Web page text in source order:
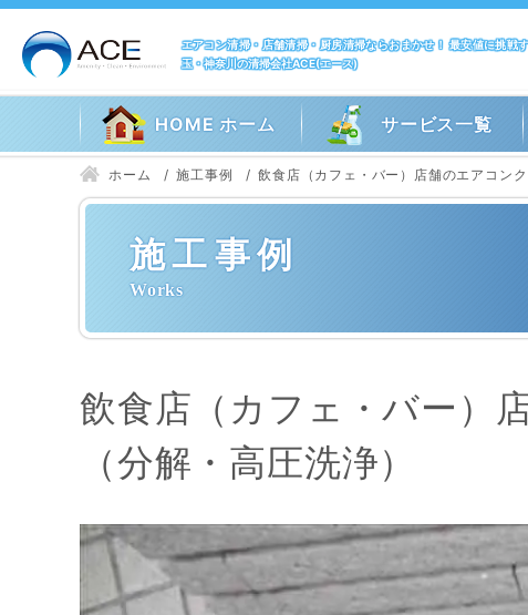
エアコン清掃・店舗清掃・厨房清掃ならおまかせ！ 最安値に挑戦
玉・神奈川の清掃会社ACE(エース)
HOME ホーム サービス一覧
ホーム 施工事例 飲食店（カフェ・バー）店舗のエアコン
施工事例
飲食店（カフェ・バー）
（分解・高圧洗浄）